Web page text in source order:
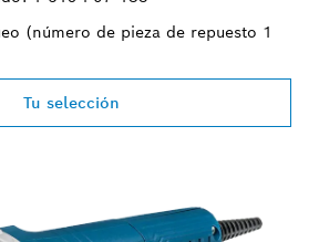
(número de pieza de repuesto 1
Tu selección